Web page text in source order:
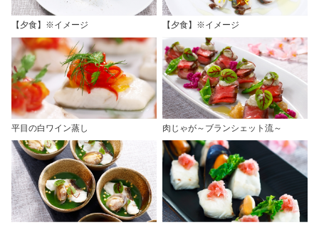
【夕食】※イメージ 【夕食】※イメージ
平目の白ワイン蒸し 肉じゃが～ブランシェット流～